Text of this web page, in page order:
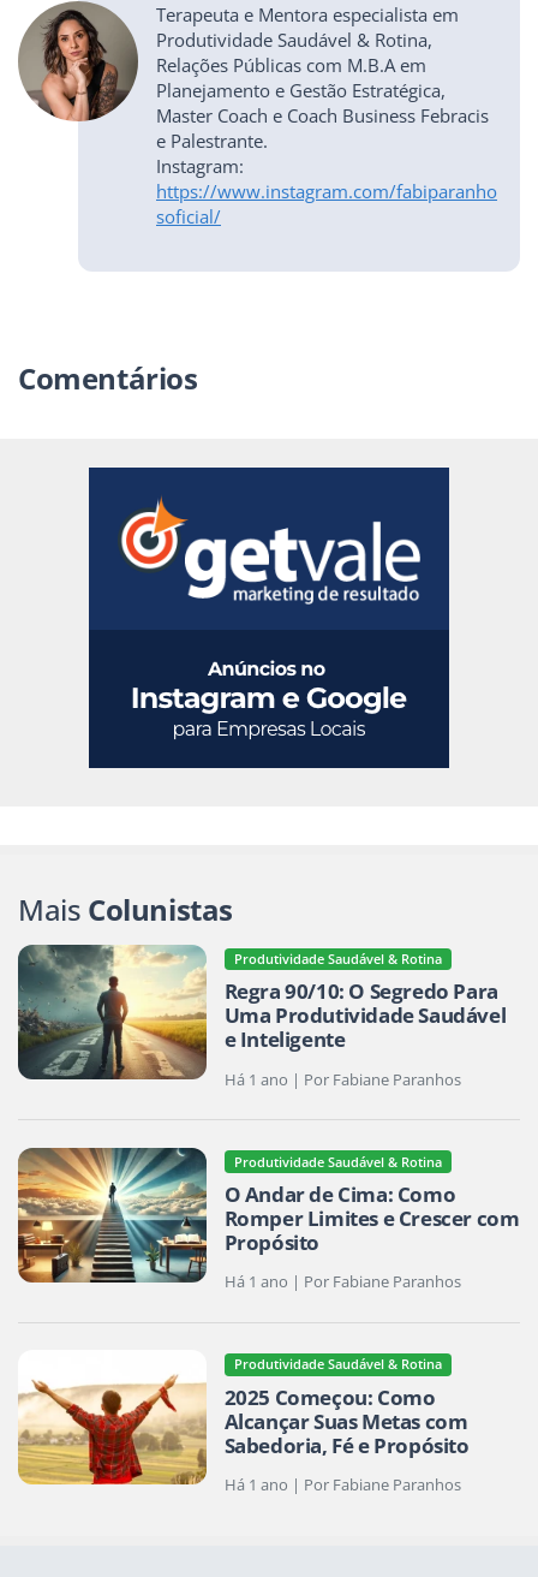
Terapeuta e Mentora especialista em
Produtividade Saudável & Rotina,
Relações Públicas com M.B.A em
Planejamento e Gestão Estratégica,
Master Coach e Coach Business Febracis
e Palestrante.
Instagram:
https://www.instagram.com/fabiparanho
soficial/
Comentários
Mais Colunistas
Produtividade Saudável & Rotina
Regra 90/10: O Segredo Para
Uma Produtividade Saudável
e Inteligente
Há 1 ano | Por Fabiane Paranhos
Produtividade Saudável & Rotina
O Andar de Cima: Como
Romper Limites e Crescer com
Propósito
Há 1 ano | Por Fabiane Paranhos
Produtividade Saudável & Rotina
2025 Começou: Como
Alcançar Suas Metas com
Sabedoria, Fé e Propósito
Há 1 ano | Por Fabiane Paranhos